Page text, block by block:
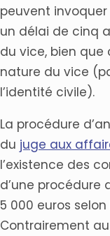
peuvent
un délai de cinq
du vice, bien que
nature du vice
l’identité civile).
La procédure
du juge aux
l’existence des
d’une procédure
5 000 euros
Contrairement